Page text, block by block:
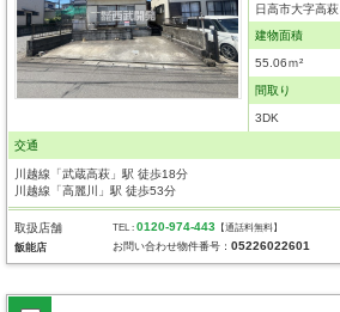
日高市大字高萩
建物面積
55.06ｍ²
間取り
3DK
交通
川越線「武蔵高萩」駅 徒歩18分
川越線「高麗川」駅 徒歩53分
取扱店舗
飯能店
TEL :0120-974-443 【通話料無料】
お問い合わせ物件番号：05226022601